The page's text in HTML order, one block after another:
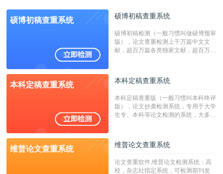
硕博初稿查重系统 硕博初稿查重系统
硕博初稿检测（一般习惯叫做硕博预审
版），论文查重检测上千万篇中文文
献，超百万篇各类独家文献，超百万港
校用来检测硕博论文的系统，检测范围
广，数据来源真实，检测算法合理!本
字符数30万）
本科定稿查重系统 本科定稿查重系统
本科定稿查重版（一般习惯叫本科终评
版），论文抄袭检测系统，专用于大学
生专、本科等论文检测的系统，大多数
维普论文查重系统 维普论文查重系统
论文查重软件,维普论文检测系统：高
校，杂志社指定系统，可检测期刊发